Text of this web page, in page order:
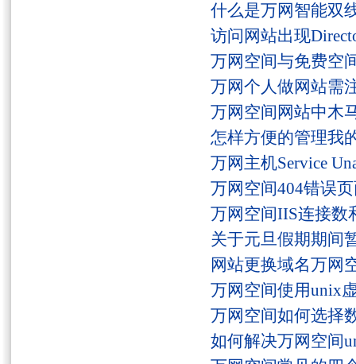
什么是万网智能双
访问网站出现
万网空间与免费空
万网个人做网站需
万网空间网站中木
怎样方便的管理我
万网主机Service
万网空间404错误
万网空间IIS连接数
关于元旦假期期间
网站更换域名万网
万网空间使用unix
万网空间如何选择
如何解决万网空间